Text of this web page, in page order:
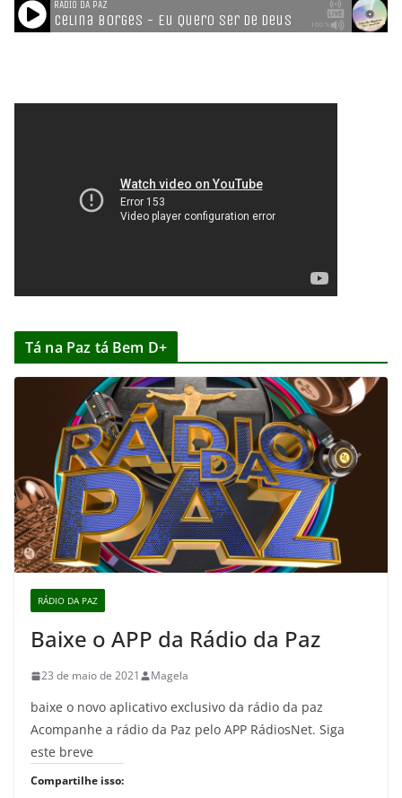
Tá na Paz tá Bem D+
RÁDIO DA PAZ
Baixe o APP da Rádio da Paz
23 de maio de 2021 Magela
baixe o novo aplicativo exclusivo da rádio da paz
Acompanhe a rádio da Paz pelo APP RádiosNet. Siga
este breve
Compartilhe isso: